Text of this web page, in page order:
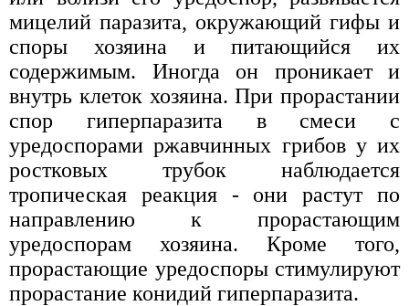
мицелий паразита, окружающий гифы и
споры хозяина и питающийся их
содержимым. Иногда он проникает и
внутрь клеток хозяина. При прорастании
спор гиперпаразита в смеси с
уредоспорами ржавчинных грибов у их
ростковых трубок наблюдается
тропическая реакция - они растут по
направлению к прорастающим
уредоспорам хозяина. Кроме того,
прорастающие уредоспоры стимулируют
прорастание конидий гиперпаразита.